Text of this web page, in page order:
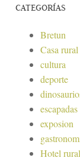
CATEGORÍAS
Bretun
Casa rural
cultura
deporte
escapadas
exposion
Hotel rural